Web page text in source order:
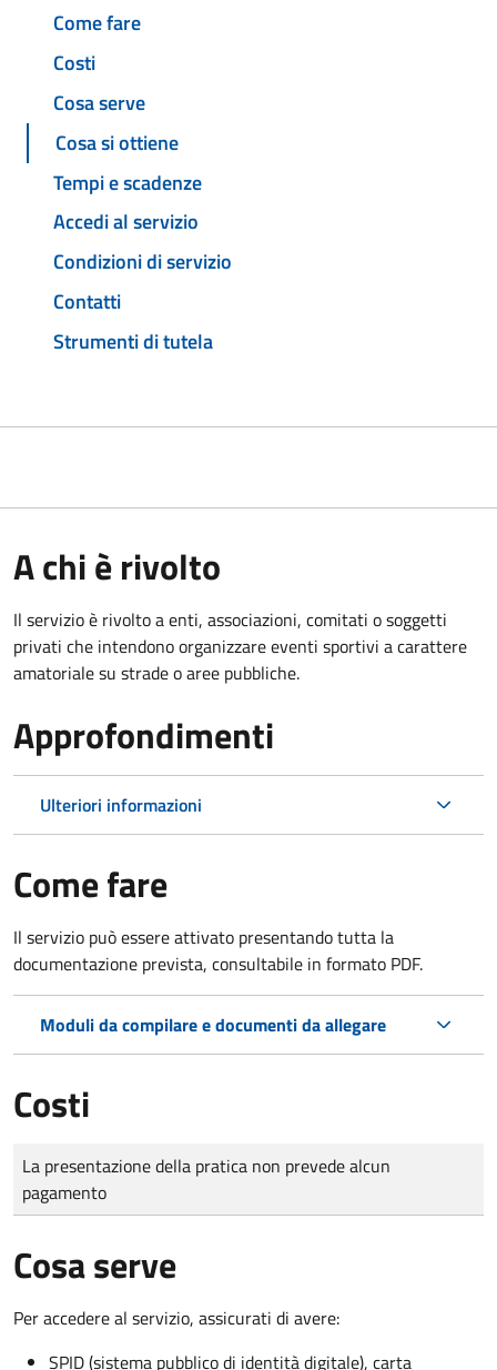
Come fare
Costi
Cosa serve
Cosa si ottiene
Tempi e scadenze
Accedi al servizio
Condizioni di servizio
Contatti
Strumenti di tutela
A chi è rivolto
Il servizio è rivolto a enti, associazioni, comitati o soggetti
privati che intendono organizzare eventi sportivi a carattere
amatoriale su strade o aree pubbliche.
Approfondimenti
Ulteriori informazioni
Come fare
Il servizio può essere attivato presentando tutta la
documentazione prevista, consultabile in formato PDF.
Moduli da compilare e documenti da allegare
Costi
Tipo di pagamento
Importo
La presentazione della pratica non prevede alcun
pagamento
Cosa serve
Per accedere al servizio, assicurati di avere:
SPID (sistema pubblico di identità digitale), carta